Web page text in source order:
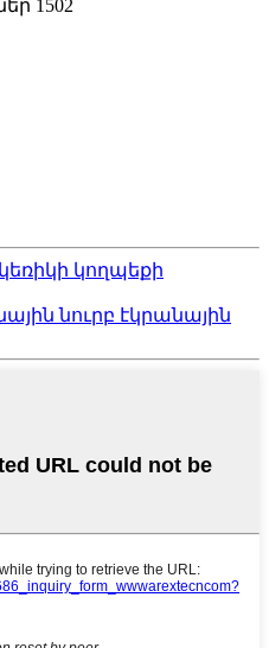
կողպեքի
նուրբ էկրանային